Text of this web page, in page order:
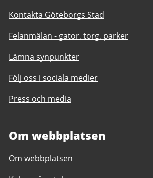
Kontakta Göteborgs Stad
Felanmälan - gator, torg, parker
Lämna synpunkter
Följ oss i sociala medier
Press och media
Om webbplatsen
Om webbplatsen